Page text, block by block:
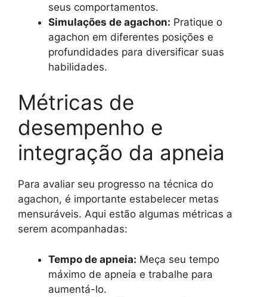
seus comportamentos.
Simulações de agachon: Pratique o
agachon em diferentes posições e
profundidades para diversificar suas
habilidades.
Métricas de
desempenho e
integração da apneia
Para avaliar seu progresso na técnica do
agachon, é importante estabelecer metas
mensuráveis. Aqui estão algumas métricas a
serem acompanhadas:
Tempo de apneia: Meça seu tempo
máximo de apneia e trabalhe para
aumentá-lo.